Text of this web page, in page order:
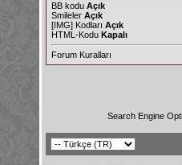
BB kodu Açık
Smileler Açık
[IMG] Kodları Açık
HTML-Kodu Kapalı
Forum Kuralları
Search Engine